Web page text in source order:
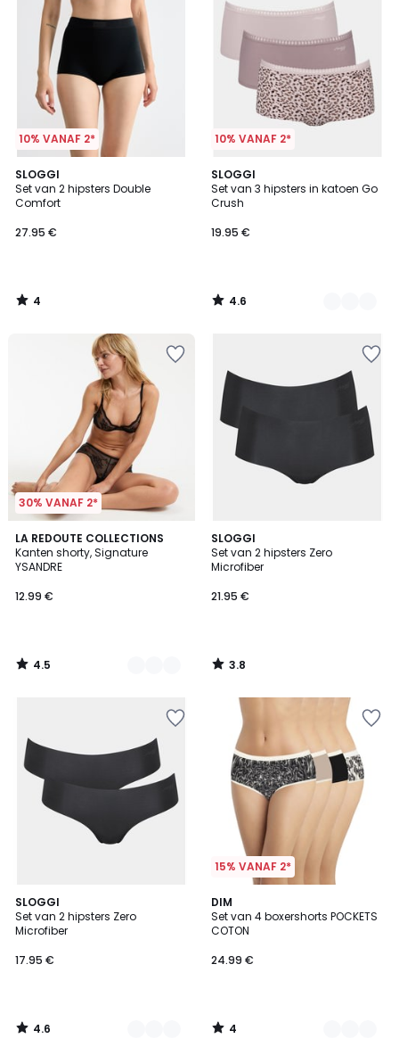
10% VANAF 2*
SLOGGI
Set van 2 hipsters Double
Comfort
27.95 €
4
/
5
4
/
10% VANAF 2*
SLOGGI
Set van 3 hipsters in katoen Go
Crush
19.95 €
4.6
/ 5
3
Kleuren
4.6
/
30% VANAF 2*
LA REDOUTE COLLECTIONS
Kanten shorty, Signature
YSANDRE
12.99 €
4.5
/ 5
2
Kleuren
4.5
/
SLOGGI
Set van 2 hipsters Zero
Microfiber
21.95 €
3.8
/ 5
3.8
/
SLOGGI
Set van 2 hipsters Zero
Microfiber
17.95 €
4.6
/ 5
2
Kleuren
4.6
/
15% VANAF 2*
DIM
Set van 4 boxershorts POCKETS
COTON
24.99 €
4
/
5
3
Kleuren
4
/